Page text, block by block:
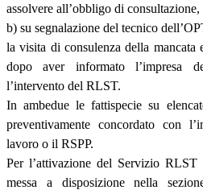
assolvere all’obbligo di consultazione,
b) su segnalazione del tecnico
la visita di consulenza della mancata
dopo aver informato l’impresa
l’intervento del RLST.
In ambedue le fattispecie su
preventivamente concordato con
lavoro o il RSPP.
Per l’attivazione del Servizio
messa a disposizione nella